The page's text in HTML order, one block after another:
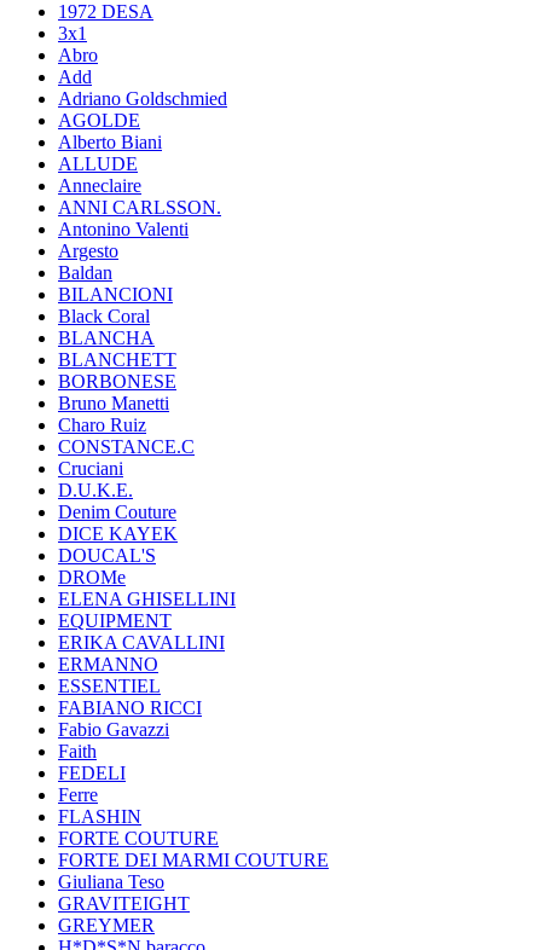
1972 DESA
3x1
Abro
Add
Adriano Goldschmied
AGOLDE
Alberto Biani
ALLUDE
Anneclaire
ANNI CARLSSON.
Antonino Valenti
Argesto
Baldan
BILANCIONI
Black Coral
BLANCHA
BLANCHETT
BORBONESE
Bruno Manetti
Charo Ruiz
CONSTANCE.C
Cruciani
D.U.K.E.
Denim Couture
DICE KAYEK
DOUCAL'S
DROMe
ELENA GHISELLINI
EQUIPMENT
ERIKA CAVALLINI
ERMANNO
ESSENTIEL
FABIANO RICCI
Fabio Gavazzi
Faith
FEDELI
Ferre
FLASHIN
FORTE COUTURE
FORTE DEI MARMI COUTURE
Giuliana Teso
GRAVITEIGHT
GREYMER